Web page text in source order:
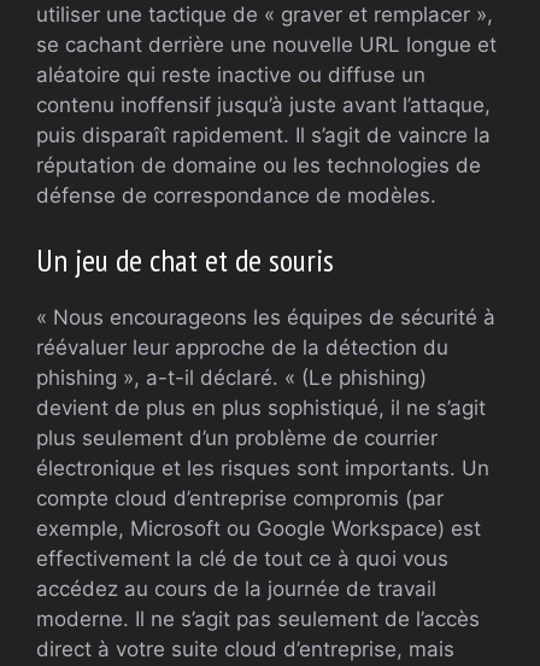
utiliser une tactique de « graver et remplacer »,
se cachant derrière une nouvelle URL longue et
aléatoire qui reste inactive ou diffuse un
contenu inoffensif jusqu’à juste avant l’attaque,
puis disparaît rapidement. Il s’agit de vaincre la
réputation de domaine ou les technologies de
défense de correspondance de modèles.
Un jeu de chat et de souris
« Nous encourageons les équipes de sécurité à
réévaluer leur approche de la détection du
phishing », a-t-il déclaré. « (Le phishing)
devient de plus en plus sophistiqué, il ne s’agit
plus seulement d’un problème de courrier
électronique et les risques sont importants. Un
compte cloud d’entreprise compromis (par
exemple, Microsoft ou Google Workspace) est
effectivement la clé de tout ce à quoi vous
accédez au cours de la journée de travail
moderne. Il ne s’agit pas seulement de l’accès
direct à votre suite cloud d’entreprise, mais